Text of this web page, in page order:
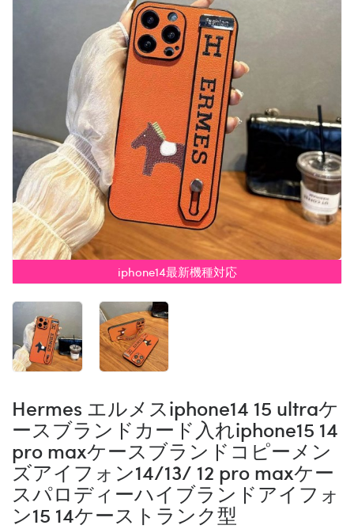
iphone14最新機種対応
Hermes エルメスiphone14 15 ultraケ
ースブランドカード入れiphone15 14
pro maxケースブランドコピーメン
ズアイフォン14/13/ 12 pro maxケー
スパロディーハイブランドアイフォ
ン15 14ケーストランク型